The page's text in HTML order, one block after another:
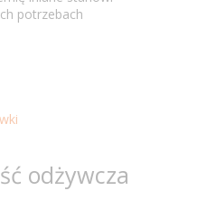
potrzebach
odżywcza